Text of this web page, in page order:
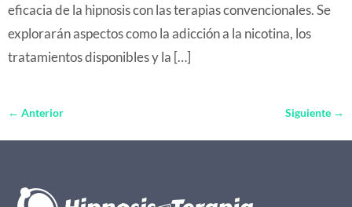
eficacia de la hipnosis con las terapias convencionales. Se
explorarán aspectos como la adicción a la nicotina, los
tratamientos disponibles y la […]
← Anterior Siguiente →